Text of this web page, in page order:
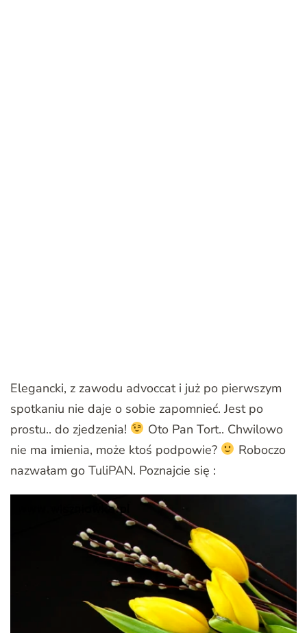
Elegancki, z zawodu advoccat i już po pierwszym
spotkaniu nie daje o sobie zapomnieć. Jest po
prostu.. do zjedzenia!
Oto Pan Tort.. Chwilowo
nie ma imienia, może ktoś podpowie?
Roboczo
nazwałam go TuliPAN. Poznajcie się :